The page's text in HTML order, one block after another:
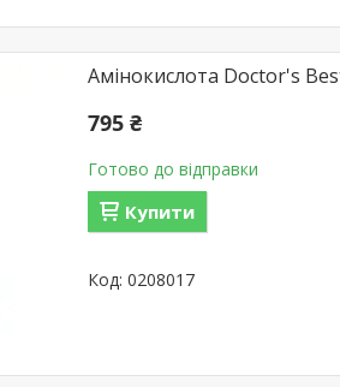
Амінокислота Doctor's
795 ₴
Готово до відправки
Купити
0208017